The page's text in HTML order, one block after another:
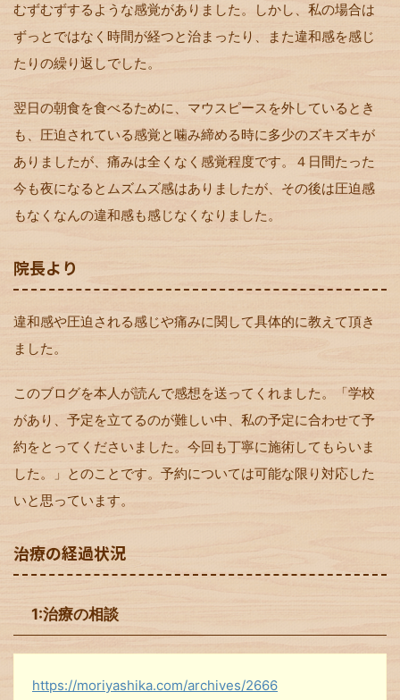
むずむずするような感覚がありました。しかし、私の場合は
ずっとではなく時間が経つと治まったり、また違和感を感じ
たりの繰り返しでした。
翌日の朝食を食べるために、マウスピースを外しているとき
も、圧迫されている感覚と噛み締める時に多少のズキズキが
ありましたが、痛みは全くなく感覚程度です。４日間たった
今も夜になるとムズムズ感はありましたが、その後は圧迫感
もなくなんの違和感も感じなくなりました。
院長より
違和感や圧迫される感じや痛みに関して具体的に教えて頂き
ました。
このブログを本人が読んで感想を送ってくれました。「学校
があり、予定を立てるのが難しい中、私の予定に合わせて予
約をとってくださいました。今回も丁寧に施術してもらいま
した。」とのことです。予約については可能な限り対応した
いと思っています。
治療の経過状況
1:治療の相談
https://moriyashika.com/archives/2666